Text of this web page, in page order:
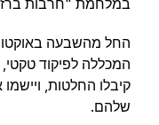
במלחמת "חרבות
המכללה לפיקוד
קיבלו החלטות,
שלהם.